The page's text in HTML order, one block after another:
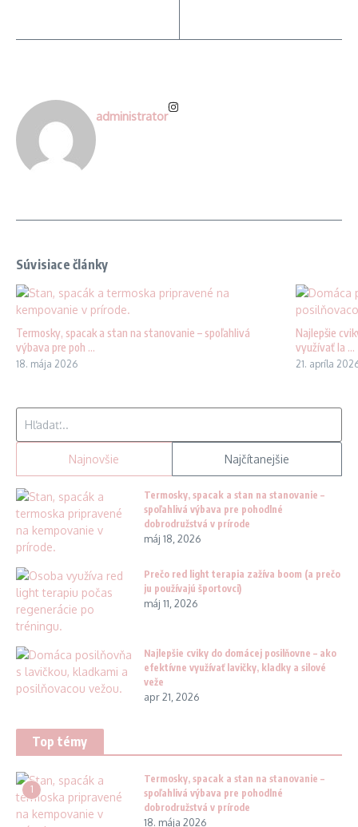
administrator
Súvisiace články
Termosky, spacak a stan na stanovanie – spoľahlivá
výbava pre poh ...
18. mája 2026
Najlepšie
využívať la ...
21. apríla
Najnovšie Najčítanejšie
Termosky, spacak a stan na stanovanie –
spoľahlivá výbava pre pohodlné
dobrodružstvá v prírode
máj 18, 2026
Prečo red light terapia zažíva boom (a prečo
ju používajú športovci)
máj 11, 2026
Najlepšie cviky do domácej posilňovne – ako
efektívne využívať lavičky, kladky a silové
veže
apr 21, 2026
Top témy
1
Termosky, spacak a stan na stanovanie –
spoľahlivá výbava pre pohodlné
dobrodružstvá v prírode
18. mája 2026